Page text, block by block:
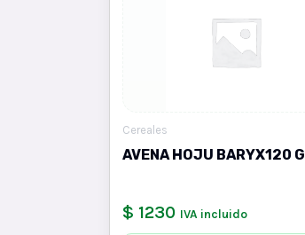
Cereales
AVENA HOJU BARYX120 G
$ 1230 IVA incluido